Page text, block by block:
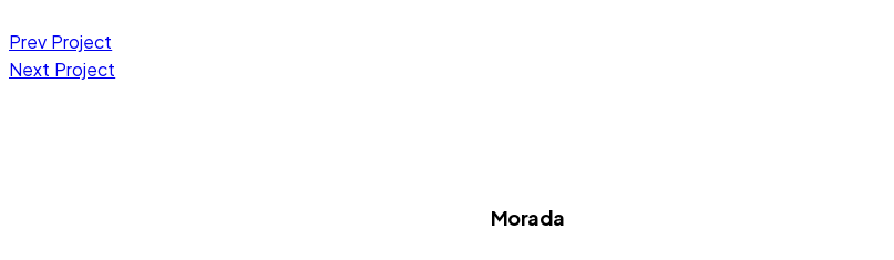
Prev Project
Next Project
Morada